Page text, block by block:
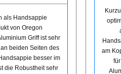
als Handsappie
von Oregon
Griff ist sehr
beiden Seiten des
besser im
die Robustheit sehr
am